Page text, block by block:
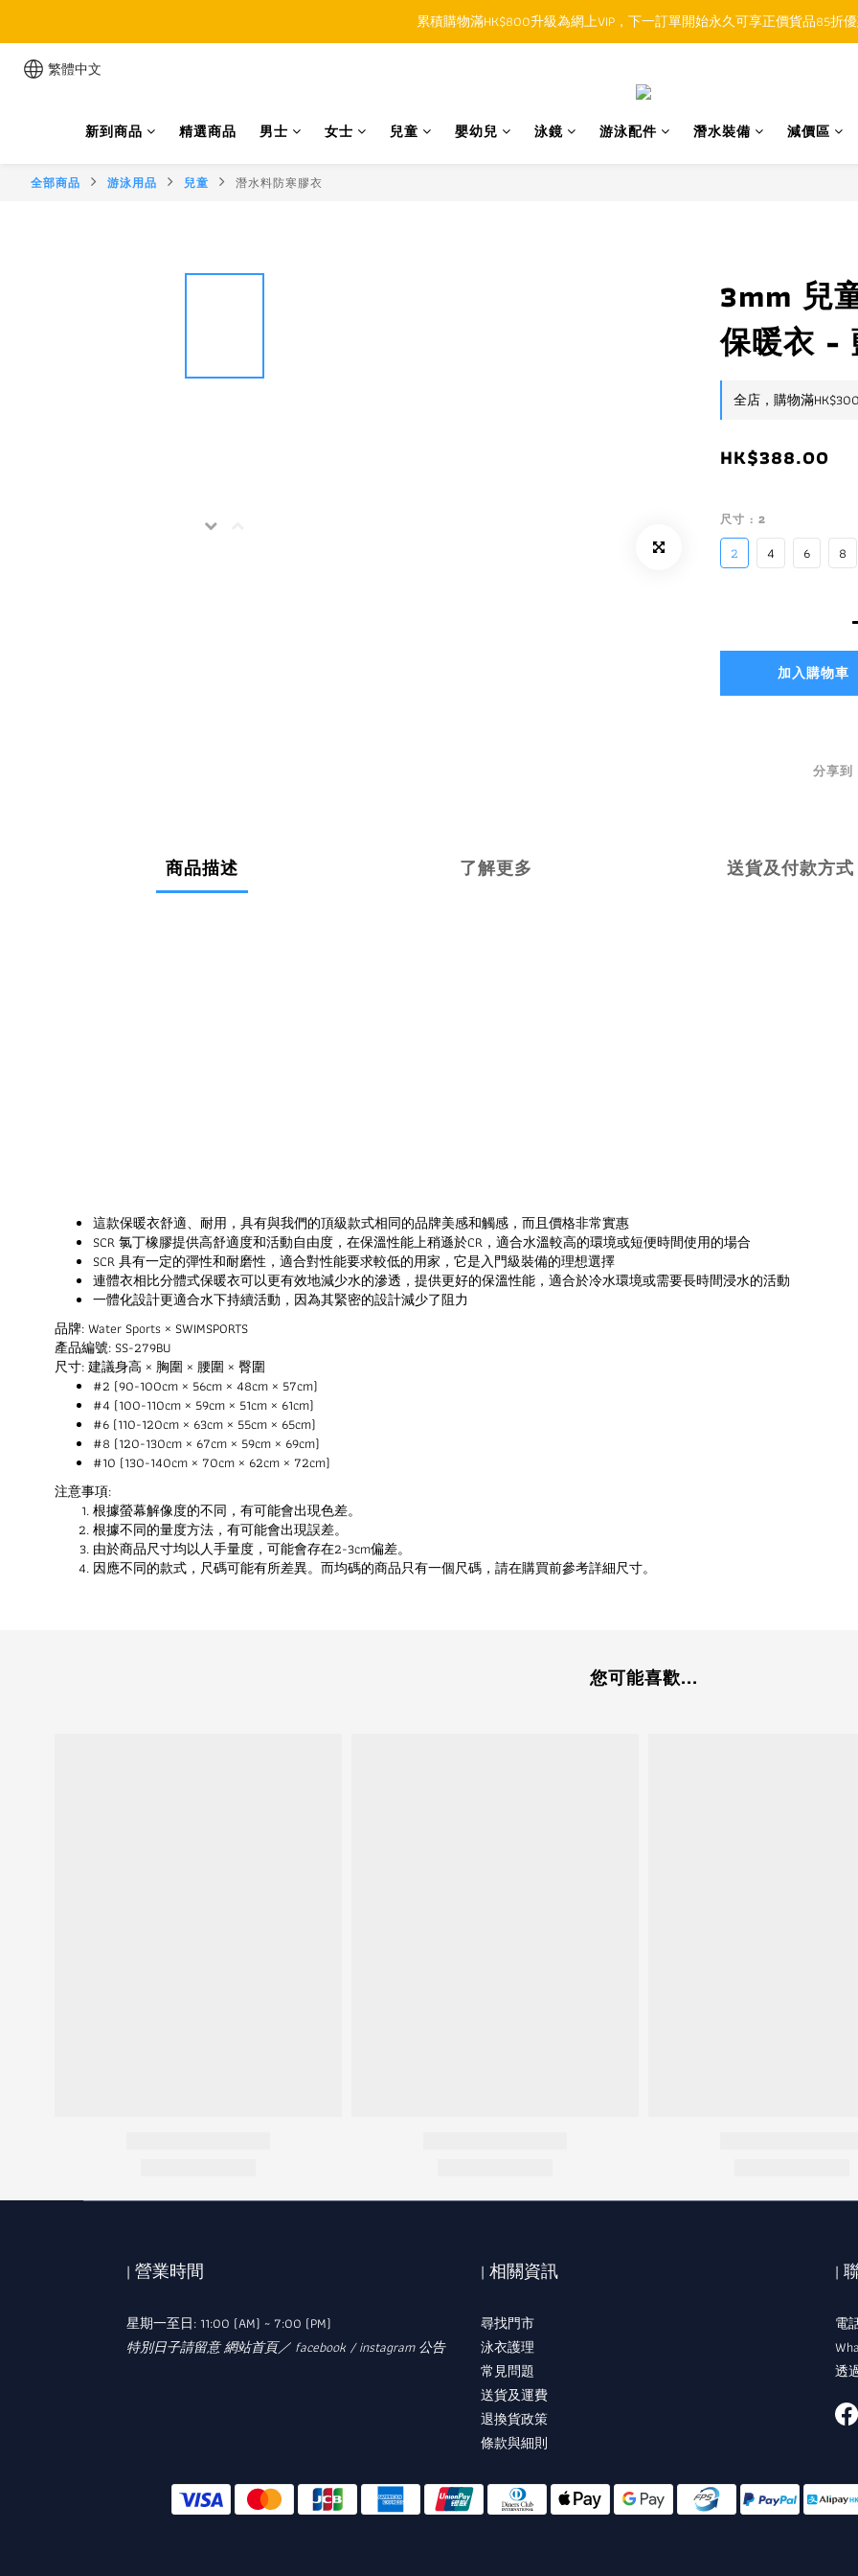
順豐香港SFHK APP取件通知功能將取代SMS短訊
累積購物滿HK$800升級為網上VIP，下一訂單開始永久可享正價貨品85折
繁體中文
新到商品 精選商品 男士 女士 兒童 嬰幼兒 泳鏡 游泳配件 潛水裝備 減價區
全部商品 游泳用品 兒童 潛水料防寒膠衣
3mm 兒
保暖衣 -
全店，購物滿
HK$388.00
尺寸 : 2
2 4 6 8
加入購物車
分享到
商品描述 了解更多 送貨及付款方式
這款保暖衣舒適、耐用，具有與我們的頂級款式相同的品牌美感和觸感，而且價格非常實惠
SCR 氯丁橡膠提供高舒適度和活動自由度，在保溫性能上稍遜於CR，適合水溫較高的環境或短便時間使用的場合
SCR 具有一定的彈性和耐磨性，適合對性能要求較低的用家，它是入門級裝備的理想選擇
連體衣相比分體式保暖衣可以更有效地減少水的滲透，提供更好的保溫性能，適合於冷水環境或需要長時間浸水的活動
一體化設計更適合水下持續活動，因為其緊密的設計減少了阻力
品牌: Water Sports × SWIMSPORTS
產品編號: SS-279BU
尺寸: 建議身高 × 胸圍 × 腰圍 × 臀圍
#2 (90-100cm × 56cm × 48cm × 57cm)
#4 (100-110cm × 59cm × 51cm × 61cm)
#6 (110-120cm × 63cm × 55cm × 65cm)
#8 (120-130cm × 67cm × 59cm × 69cm)
#10 (130-140cm × 70cm × 62cm × 72cm)
注意事項:
根據螢幕解像度的不同，有可能會出現色差。
根據不同的量度方法，有可能會出現誤差。
由於商品尺寸均以人手量度，可能會存在2-3cm偏差。
因應不同的款式，尺碼可能有所差異。而均碼的商品只有一個尺碼，請在購買前參考詳細尺寸。
您可能喜歡...
| 營業時間
星期一至日: 11:00 (AM) ~ 7:00 (PM)
特別日子請留意 網站首頁／ facebook / instagram 公告
| 相關資訊
尋找門市
泳衣護理
常見問題
送貨及運費
退換貨政策
條款與細則
|
電
透